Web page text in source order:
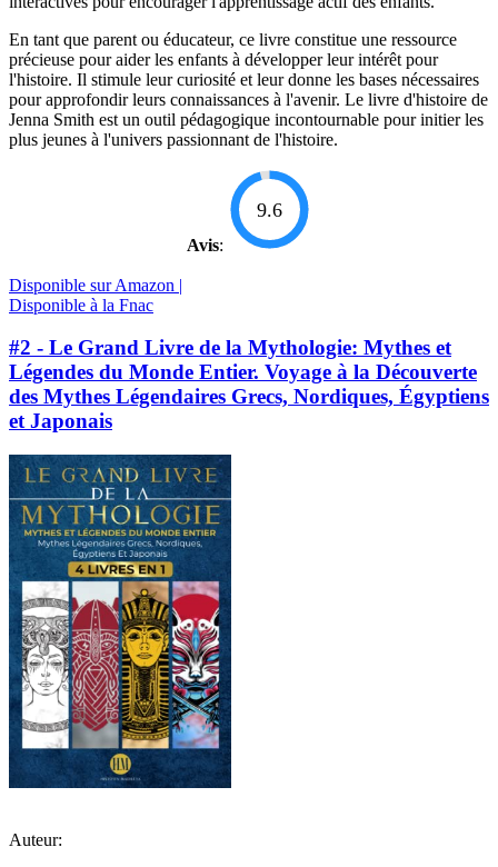
En tant que parent ou éducateur, ce livre constitue une ressource
précieuse pour aider les enfants à développer leur intérêt pour
l'histoire. Il stimule leur curiosité et leur donne les bases nécessaires
pour approfondir leurs connaissances à l'avenir. Le livre d'histoire de
Jenna Smith est un outil pédagogique incontournable pour initier les
plus jeunes à l'univers passionnant de l'histoire.
Avis:
9.6
Disponible sur Amazon |
Disponible à la Fnac
#2 - Le Grand Livre de la Mythologie: Mythes et
Légendes du Monde Entier. Voyage à la Découverte
des Mythes Légendaires Grecs, Nordiques, Égyptiens
et Japonais
Auteur: